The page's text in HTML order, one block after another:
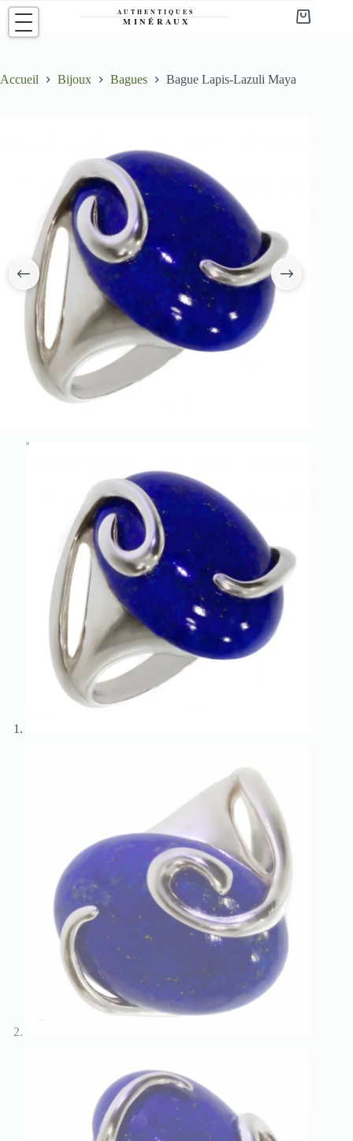
Passer
contenu
Panier
Accueil Bijoux Bagues Bague Lapis-Lazuli Maya
‹ ›